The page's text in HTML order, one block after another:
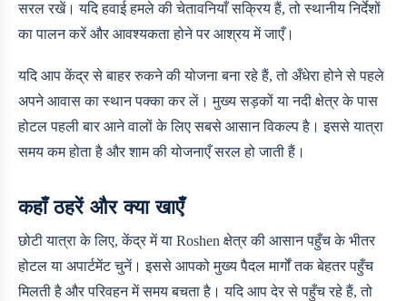
सरल रखें। यदि हवाई हमले की चेतावनियाँ सक्रिय हैं, तो स्थानीय निर्देशों
का पालन करें और आवश्यकता होने पर आश्रय में जाएँ।
यदि आप केंद्र से बाहर रुकने की योजना बना रहे हैं, तो अँधेरा होने से पहले
अपने आवास का स्थान पक्का कर लें। मुख्य सड़कों या नदी क्षेत्र के पास
होटल पहली बार आने वालों के लिए सबसे आसान विकल्प है। इससे यात्रा
समय कम होता है और शाम की योजनाएँ सरल हो जाती हैं।
कहाँ ठहरें और क्या खाएँ
छोटी यात्रा के लिए, केंद्र में या Roshen क्षेत्र की आसान पहुँच के भीतर
होटल या अपार्टमेंट चुनें। इससे आपको मुख्य पैदल मार्गों तक बेहतर पहुँच
मिलती है और परिवहन में समय बचता है। यदि आप देर से पहुँच रहे हैं, तो